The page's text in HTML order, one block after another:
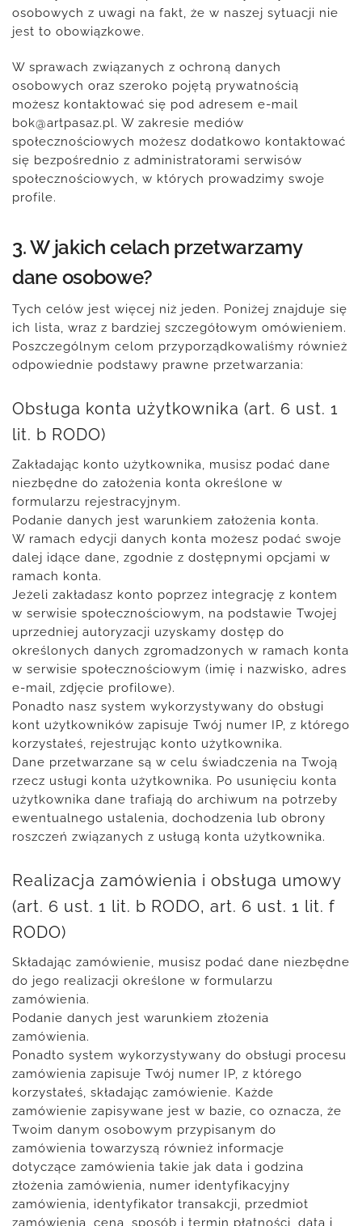
osobowych z uwagi na fakt, że w naszej sytuacji nie
jest to obowiązkowe.
W sprawach związanych z ochroną danych
osobowych oraz szeroko pojętą prywatnością
możesz kontaktować się pod adresem e-mail
bok@artpasaz.pl. W zakresie mediów
społecznościowych możesz dodatkowo kontaktować
się bezpośrednio z administratorami serwisów
społecznościowych, w których prowadzimy swoje
profile.
3. W jakich celach przetwarzamy
dane osobowe?
Tych celów jest więcej niż jeden. Poniżej znajduje się
ich lista, wraz z bardziej szczegółowym omówieniem.
Poszczególnym celom przyporządkowaliśmy również
odpowiednie podstawy prawne przetwarzania:
Obsługa konta użytkownika (art. 6 ust. 1
lit. b RODO)
Zakładając konto użytkownika, musisz podać dane
niezbędne do założenia konta określone w
formularzu rejestracyjnym.
Podanie danych jest warunkiem założenia konta.
W ramach edycji danych konta możesz podać swoje
dalej idące dane, zgodnie z dostępnymi opcjami w
ramach konta.
Jeżeli zakładasz konto poprzez integrację z kontem
w serwisie społecznościowym, na podstawie Twojej
uprzedniej autoryzacji uzyskamy dostęp do
określonych danych zgromadzonych w ramach konta
w serwisie społecznościowym (imię i nazwisko, adres
e-mail, zdjęcie profilowe).
Ponadto nasz system wykorzystywany do obsługi
kont użytkowników zapisuje Twój numer IP, z którego
korzystałeś, rejestrując konto użytkownika.
Dane przetwarzane są w celu świadczenia na Twoją
rzecz usługi konta użytkownika. Po usunięciu konta
użytkownika dane trafiają do archiwum na potrzeby
ewentualnego ustalenia, dochodzenia lub obrony
roszczeń związanych z usługą konta użytkownika.
Realizacja zamówienia i obsługa umowy
(art. 6 ust. 1 lit. b RODO, art. 6 ust. 1 lit. f
RODO)
Składając zamówienie, musisz podać dane niezbędne
do jego realizacji określone w formularzu
zamówienia.
Podanie danych jest warunkiem złożenia
zamówienia.
Ponadto system wykorzystywany do obsługi procesu
zamówienia zapisuje Twój numer IP, z którego
korzystałeś, składając zamówienie. Każde
zamówienie zapisywane jest w bazie, co oznacza, że
Twoim danym osobowym przypisanym do
zamówienia towarzyszą również informacje
dotyczące zamówienia takie jak data i godzina
złożenia zamówienia, numer identyfikacyjny
zamówienia, identyfikator transakcji, przedmiot
zamówienia, cena, sposób i termin płatności, data i